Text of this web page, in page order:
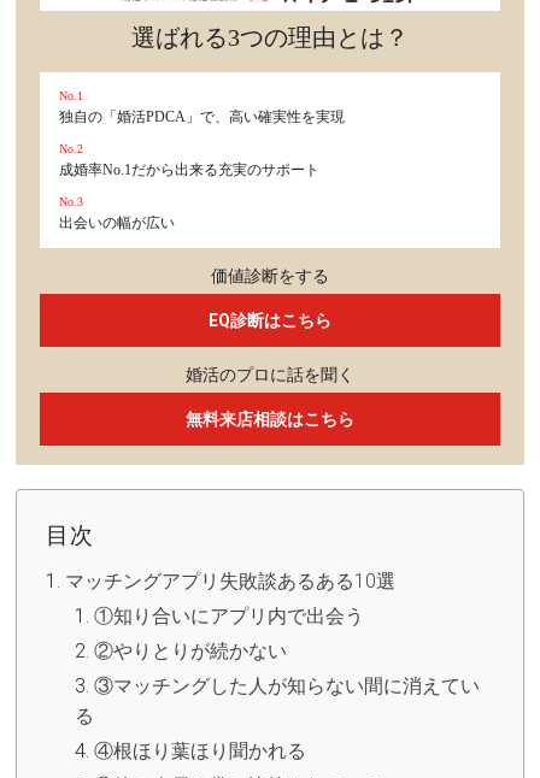
選ばれる3つの理由とは？
No.1
独自の「婚活PDCA」で、高い確実性を実現
No.2
成婚率No.1だから出来る充実のサポート
No.3
出会いの幅が広い
価値診断をする
EQ診断はこちら
婚活のプロに話を聞く
無料来店相談はこちら
目次
マッチングアプリ失敗談あるある10選
①知り合いにアプリ内で出会う
②やりとりが続かない
③マッチングした人が知らない間に消えてい
る
④根ほり葉ほり聞かれる